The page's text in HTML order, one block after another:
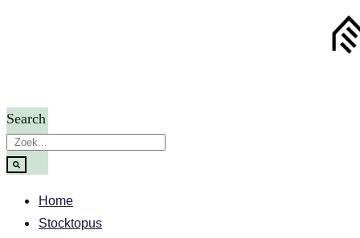
Search
Home
Stocktopus